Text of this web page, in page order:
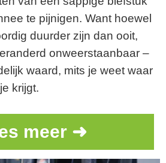
te pijnigen. Want hoewel
duurder zijn dan ooit,
onweerstaanbaar –
waard, mits je weet waar
krijgt.
meer ➜